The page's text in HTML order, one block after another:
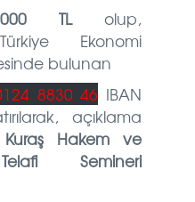
TLolup,
Ekonomi
bulunan
8830 46 IBAN
açıklama
Kuraş Hakem ve
Semineri